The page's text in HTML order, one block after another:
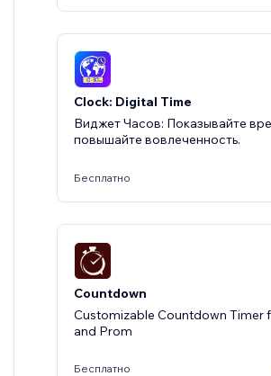
Clock: Digital Time
Виджет Часов: Показывайте
повышайте вовлеченность.
Бесплатно
Countdown
Customizable Countdown Timer
and Prom
Бесплатно